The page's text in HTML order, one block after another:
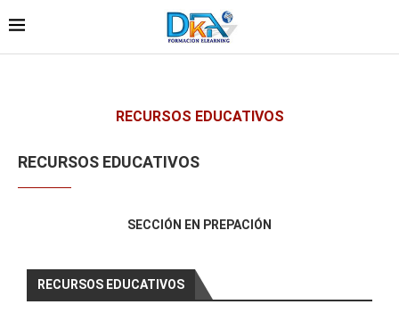
RECURSOS EDUCATIVOS
RECURSOS EDUCATIVOS
SECCIÓN EN PREPACIÓN
RECURSOS EDUCATIVOS